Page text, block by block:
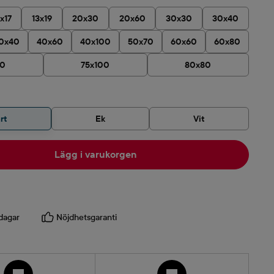
13x19 20x30 20x60 30x30 30x40
40x60 40x100 50x70 60x60 60x80
75x100 80x80
Ek Vit
Lägg i varukorgen
Nöjdhetsgaranti